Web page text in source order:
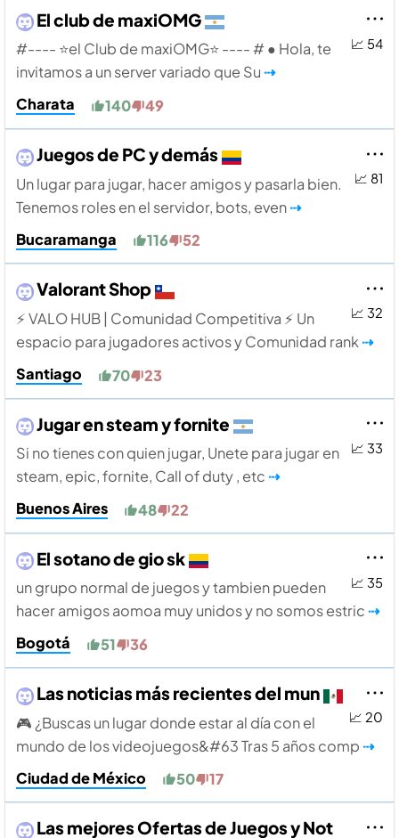
📈 54
El club de maxiOMG
#---- ⭐️el Club de maxiOMG⭐️ ---- # ● Hola, te
invitamos a un server variado que Su ⇢
Charata
140 49
📈 81
Juegos de PC y demás
Un lugar para jugar, hacer amigos y pasarla bien.
Tenemos roles en el servidor, bots, even⇢
Bucaramanga
116 52
📈 32
Valorant Shop
⚡ VALO HUB | Comunidad Competitiva ⚡ Un
espacio para jugadores activos y Comunidad rank ⇢
Santiago
70 23
📈 33
Jugar en steam y fornite
Si no tienes con quien jugar, Unete para jugar en
steam, epic, fornite, Call of duty , etc ⇢
Buenos Aires
48 22
📈 35
El sotano de gio sk
un grupo normal de juegos y tambien pueden
hacer amigos aomoa muy unidos y no somos estric ⇢
Bogotá
51 36
📈 20
Las noticias más recientes del mun
🎮 ¿Buscas un lugar donde estar al día con el
mundo de los videojuegos&#63 Tras 5 años comp ⇢
Ciudad de México
50 17
Las mejores Ofertas de Juegos y Not